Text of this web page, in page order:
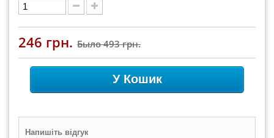
246 грн. Было493 грн.
У Кошик
Напишіть відгук